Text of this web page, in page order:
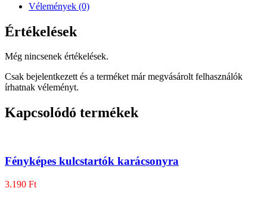
Vélemények (0)
Értékelések
Még nincsenek értékelések.
Csak bejelentkezett és a terméket már megvásárolt felhasználók
írhatnak véleményt.
Kapcsolódó termékek
Fényképes kulcstartók karácsonyra
3.190 Ft